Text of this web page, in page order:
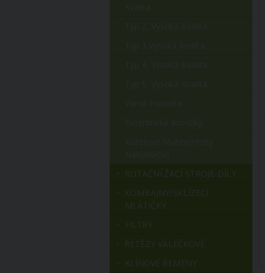
ROTAČNÍ ŽACÍ STROJE-DÍLY
KOMBAJNY/SKLÍZECÍ
MLÁTIČKY
FILTRY
ŘETĚZY VÁLEČKOVÉ
KLÍNOVÉ ŘEMENY